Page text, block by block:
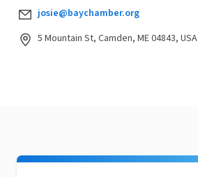
josie@baychamber.org
5 Mountain St, Camden, ME 04843, USA